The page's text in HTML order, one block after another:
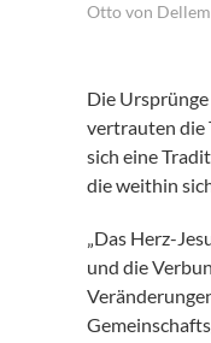
Otto von
Die
vertrauten die
sich eine
die weithin
„Das Herz-
und die